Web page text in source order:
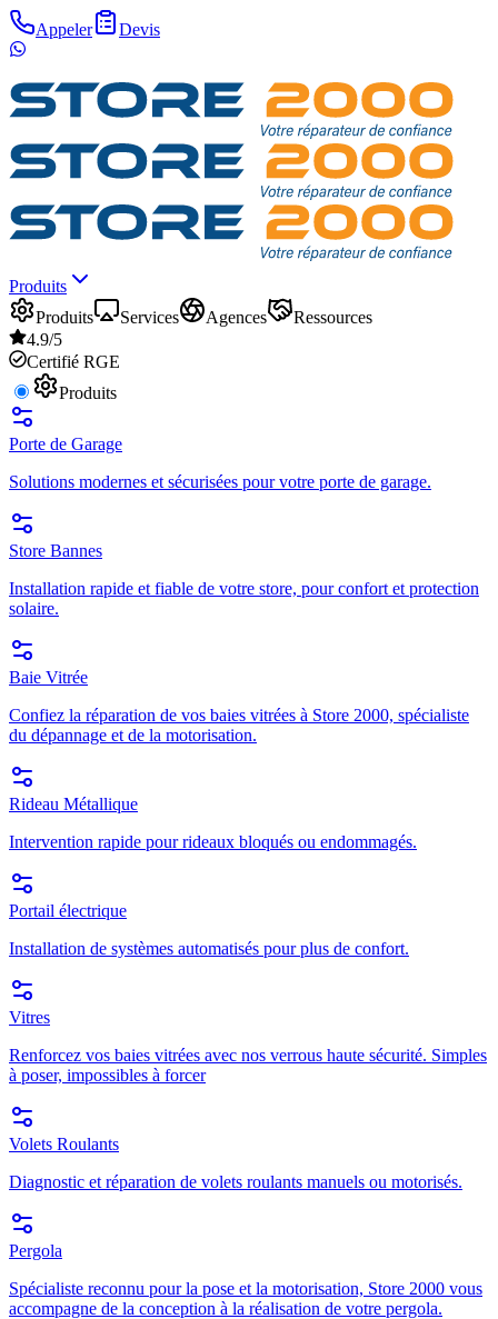
Appeler Devis
Produits
Produits
Services Agences
Ressources
4.9/5
Certifié RGE
Produits
Porte de Garage
Solutions modernes et sécurisées pour votre porte de garage.
Store Bannes
Installation rapide et fiable de votre store, pour confort et protection
solaire.
Baie Vitrée
Confiez la réparation de vos baies vitrées à Store 2000, spécialiste
du dépannage et de la motorisation.
Rideau Métallique
Intervention rapide pour rideaux bloqués ou endommagés.
Portail électrique
Installation de systèmes automatisés pour plus de confort.
Vitres
Renforcez vos baies vitrées avec nos verrous haute sécurité. Simples
à poser, impossibles à forcer
Volets Roulants
Diagnostic et réparation de volets roulants manuels ou motorisés.
Pergola
Spécialiste reconnu pour la pose et la motorisation, Store 2000 vous
accompagne de la conception à la réalisation de votre pergola.